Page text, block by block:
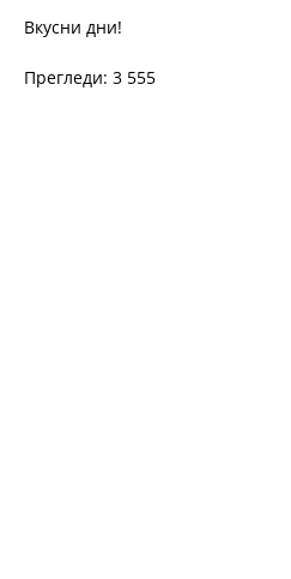
Вкусни дни!
Прегледи: 3 555